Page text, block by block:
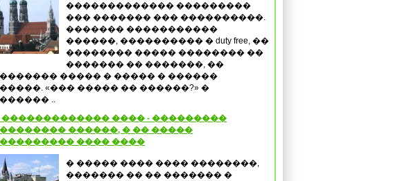
������������� ���������
��� ������� ��� ����������.
������� �����������
������, ���������� � duty free, ��
�������� ����� �������� ��
������� �� �������, ��
����� � ����� � ������
«��� ����� �� ������?» �
..
������������� ���� - ���������
������, � �� �����
���� ����
� ����� ���� ���� ��������,
������� �� �� ������� �